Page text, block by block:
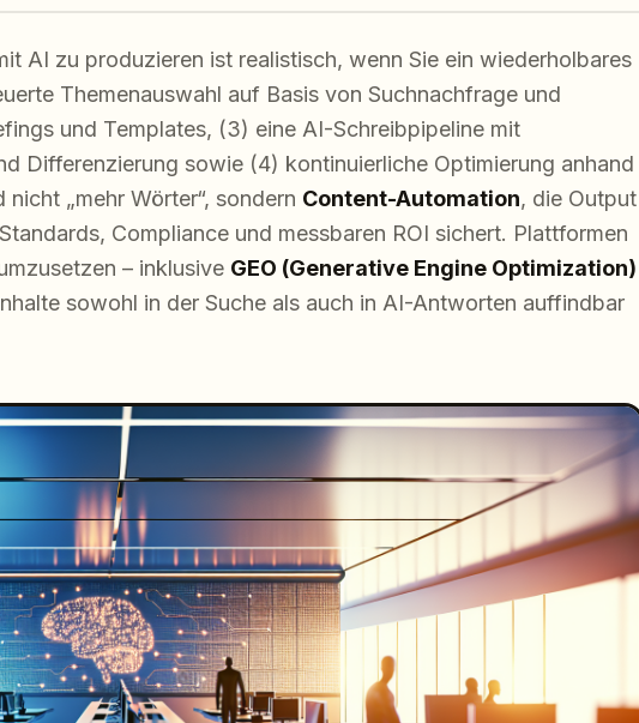
AI zu produzieren ist realistisch, wenn Sie ein wiederholbares
Themenauswahl auf Basis von Suchnachfrage und
und Templates, (3) eine AI-Schreibpipeline mit
Differenzierung sowie (4) kontinuierliche Optimierung anhand
„mehr Wörter“, sondern Content-Automation, die Output
Compliance und messbaren ROI sichert. Plattformen
– inklusive GEO (Generative Engine Optimization)
sowohl in der Suche als auch in AI-Antworten auffindbar